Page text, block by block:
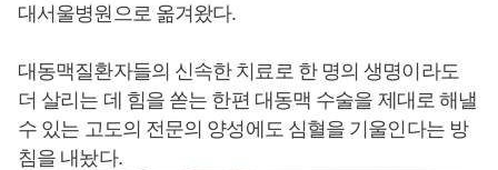
대서울병원으로 옮겨왔다.
대동맥질환자들의 신속한 치료로 한 명의 생명이라도
더 살리는 데 힘을 쏟는 한편 대동맥 수술을 제대로 해낼
수 있는 고도의 전문의 양성에도 심혈을 기울인다는 방
침을 내놨다.